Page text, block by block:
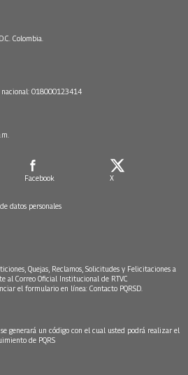
Colombia.
018000123414
Facebook X
datos personales
Quejas, Reclamos, Solicitudes y Felicitaciones a
Correo Oficial Institucional de RTVC
el formulario en línea: Contacto PQRSD.
generará un código con el cual usted podrá realizar el
de PQRS